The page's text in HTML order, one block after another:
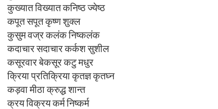
कुख्यात विख्यात कनिष्ठ ज्येष्ठ
कपूत सपूत कृष्ण शुक्ल
कुसुम वज्र कलंक निष्कलंक
कदाचार सदाचार कर्कश सुशील
कसूरवार बेकसूर कटु मधुर
क्रिया प्रतिक्रिया कृतज्ञ कृतघ्न
कड़वा मीठा क्रुद्ध शान्त
क्रय विक्रय कर्म निष्कर्म